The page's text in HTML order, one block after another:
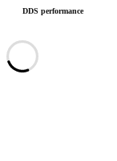
DDS performance